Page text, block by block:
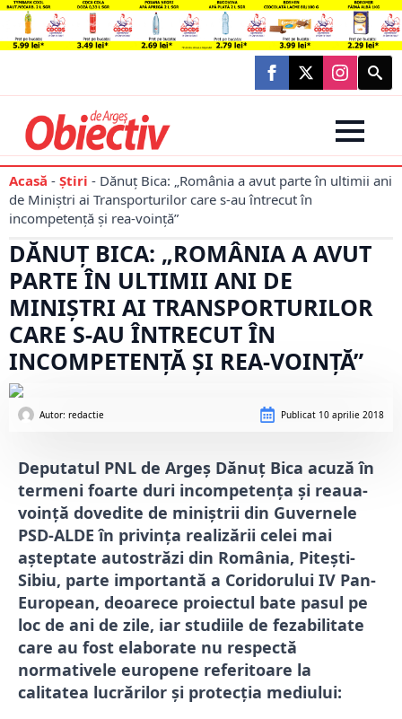
Search
for:
Acasă - Știri - Dănuţ Bica: „România a avut parte în ultimii ani
de Miniştri ai Transporturilor care s-au întrecut în
incompetență şi rea-voință”
DĂNUŢ BICA: „ROMÂNIA A AVUT
PARTE ÎN ULTIMII ANI DE
MINIŞTRI AI TRANSPORTURILOR
CARE S-AU ÎNTRECUT ÎN
INCOMPETENȚĂ ŞI REA-VOINȚĂ”
Autor: redactie Publicat 10 aprilie 2018
Deputatul PNL de Argeş Dănuţ Bica acuză în
termeni foarte duri incompetenţa şi reaua-
voinţă dovedite de miniştrii din Guvernele
PSD-ALDE în privinţa realizării celei mai
aşteptate autostrăzi din România, Piteşti-
Sibiu, parte importantă a Coridorului IV Pan-
European, deoarece proiectul bate pasul pe
loc de ani de zile, iar studiile de fezabilitate
care au fost elaborate nu respectă
normativele europene referitoare la
calitatea lucrărilor şi protecția mediului: